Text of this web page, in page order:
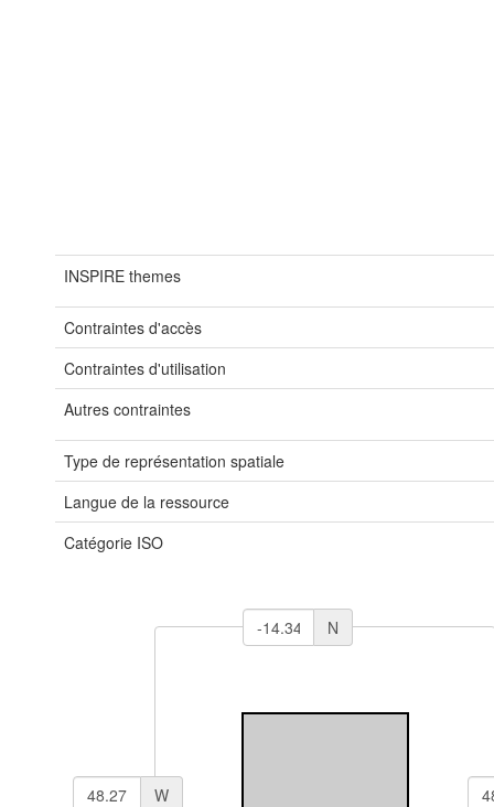
INSPIRE themes
Contraintes d'accès
Contraintes d'utilisation
Autres contraintes
Type de représentation spatiale
Langue de la ressource
Catégorie ISO
N
W